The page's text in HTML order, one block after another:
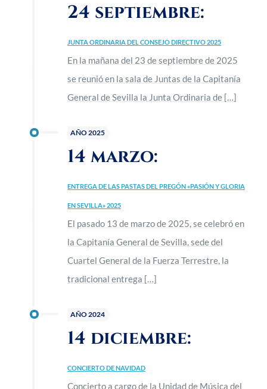
24 septiembre:
JUNTA ORDINARIA DEL CONSEJO DIRECTIVO 2025
En la mañana del 23 de septiembre de 2025
se reunió en la sala de Juntas de la Capitanía
General de Sevilla la Junta Ordinaria de […]
AÑO 2025
14 marzo:
ENTREGA DE LAS PASTAS DEL PREGÓN «PASIÓN Y GLORIA
EN SEVILLA» 2025
El pasado 13 de marzo de 2025, se celebró en
la Capitanía General de Sevilla, sede del
Cuartel General de la Fuerza Terrestre, la
tradicional entrega […]
AÑO 2024
14 diciembre:
CONCIERTO DE NAVIDAD
Concierto a cargo de la Unidad de Música del